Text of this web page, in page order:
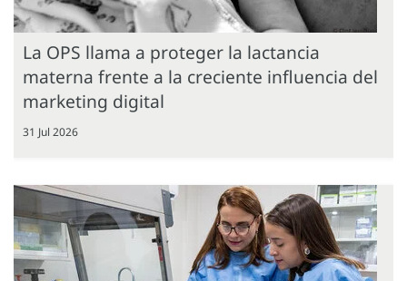
La OPS llama a proteger la lactancia
materna frente a la creciente influencia del
marketing digital
31 Jul 2026